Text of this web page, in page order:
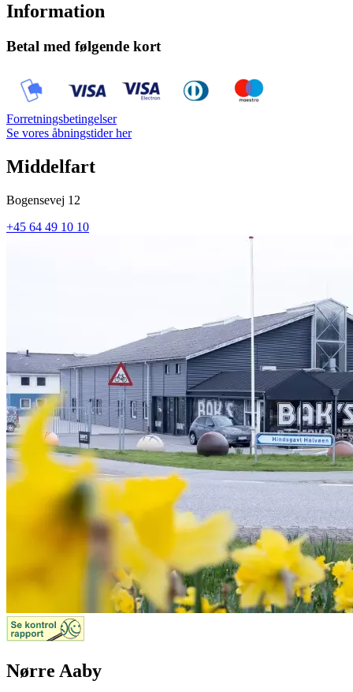
Information
Betal med følgende kort
Forretningsbetingelser
Se vores åbningstider her
Middelfart
Bogensevej 12
+45 64 49 10 10
Nørre Aaby